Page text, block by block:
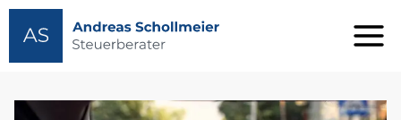
Zum
Inhalt